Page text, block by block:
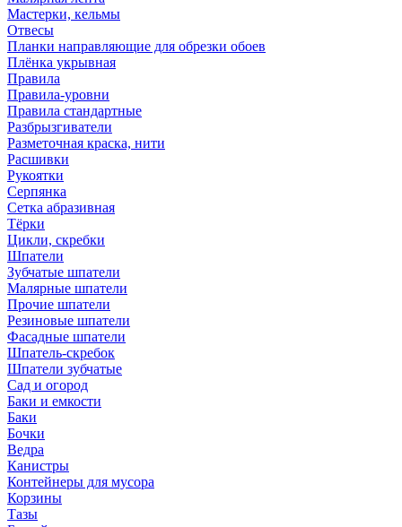
Мастерки, кельмы
Отвесы
Планки направляющие для обрезки обоев
Плёнка укрывная
Правила
Правила-уровни
Правила стандартные
Разбрызгиватели
Разметочная краска, нити
Расшивки
Рукоятки
Серпянка
Сетка абразивная
Тёрки
Цикли, скребки
Шпатели
Зубчатые шпатели
Малярные шпатели
Прочие шпатели
Резиновые шпатели
Фасадные шпатели
Шпатель-скребок
Шпатели зубчатые
Сад и огород
Баки и емкости
Баки
Бочки
Ведра
Канистры
Контейнеры для мусора
Корзины
Тазы